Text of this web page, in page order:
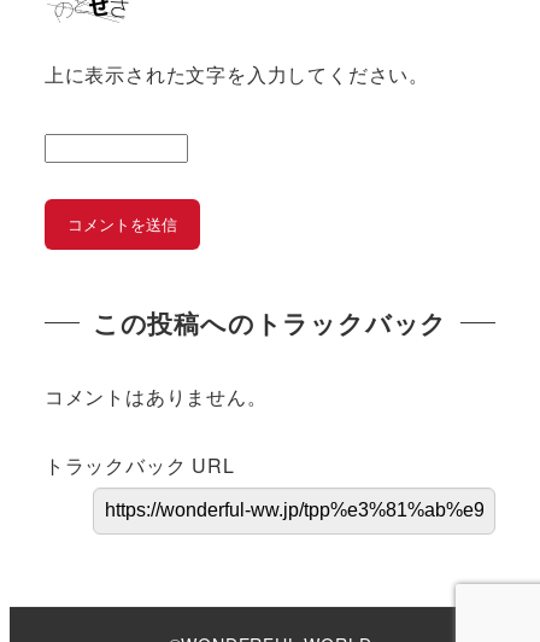
上に表示された文字を入力してください。
この投稿へのトラックバック
コメントはありません。
トラックバック URL